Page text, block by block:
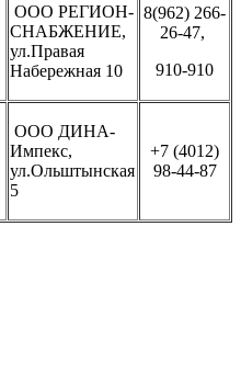
ООО РЕГИОН-
СНАБЖЕНИЕ,
ул.Правая
Набережная 10
8(962) 266-
26-47,
910-910
ООО ДИНА-
Импекс,
ул.Ольштынская
5
+7 (4012)
98-44-87